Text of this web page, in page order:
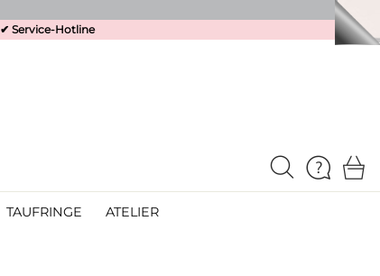
✔ Service-Hotline
TAUFRINGE ATELIER